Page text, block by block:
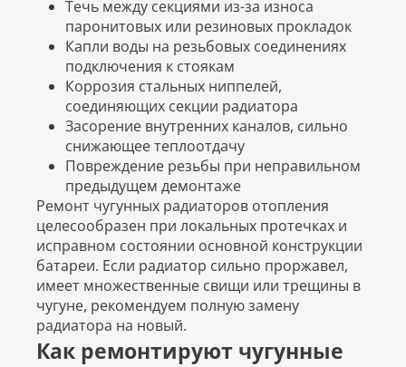
Течь между секциями из-за износа
паронитовых или резиновых прокладок
Капли воды на резьбовых соединениях
подключения к стоякам
Коррозия стальных ниппелей,
соединяющих секции радиатора
Засорение внутренних каналов, сильно
снижающее теплоотдачу
Повреждение резьбы при неправильном
предыдущем демонтаже
Ремонт чугунных радиаторов отопления
целесообразен при локальных протечках и
исправном состоянии основной конструкции
батареи. Если радиатор сильно проржавел,
имеет множественные свищи или трещины в
чугуне, рекомендуем полную замену
радиатора на новый.
Как ремонтируют чугунные